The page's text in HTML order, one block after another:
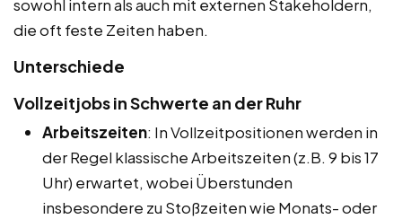
sowohl intern als auch mit externen Stakeholdern,
die oft feste Zeiten haben.
Unterschiede
Vollzeitjobs in Schwerte an der Ruhr
Arbeitszeiten: In Vollzeitpositionen werden in
der Regel klassische Arbeitszeiten (z.B. 9 bis 17
Uhr) erwartet, wobei Überstunden
insbesondere zu Stoßzeiten wie Monats- oder